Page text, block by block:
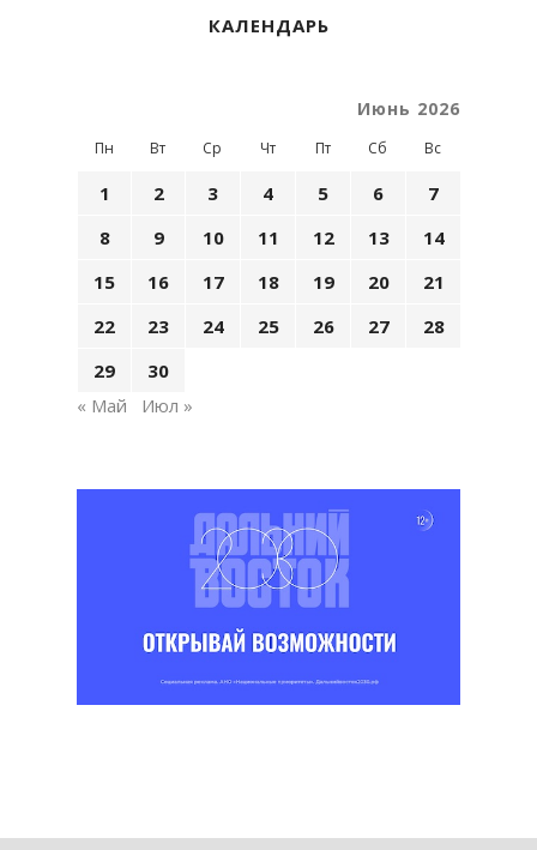
КАЛЕНДАРЬ
Июнь 2026
Пн Вт Ср Чт Пт Сб Вс
1 2 3 4 5 6
7
8
9 10 11 12 13
14
15
16 17 18 19 20
21
22
23 24 25 26 27
28
29
30
« Май
Июл »